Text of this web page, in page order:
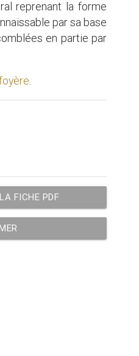
reprenant la forme
par sa base
en partie par
.
FICHE PDF